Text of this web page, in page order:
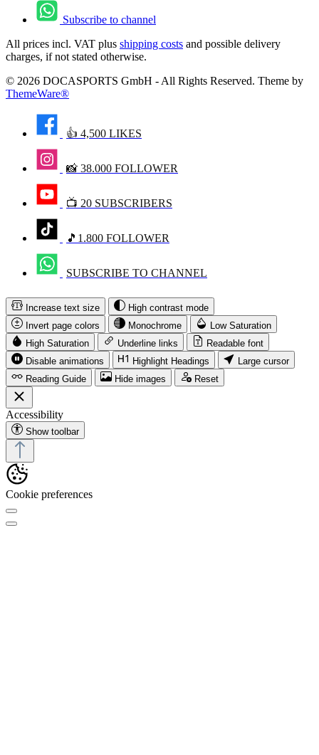
Subscribe to channel
All prices incl. VAT plus shipping costs and possible delivery
charges, if not stated otherwise.
© 2026 DOCASPORTS GmbH - All Rights Reserved. Theme by
ThemeWare®
👍 4,500 LIKES
📸 38.000 FOLLOWER
📺 20 SUBSCRIBERS
🎵1.800 FOLLOWER
SUBSCRIBE TO CHANNEL
Increase text size
High contrast mode
Invert page colors
Monochrome
Low Saturation
High Saturation
Underline links
Readable font
Disable animations
Highlight Headings
Large cursor
Reading Guide
Hide images Reset
Accessibility
Show toolbar
Cookie preferences